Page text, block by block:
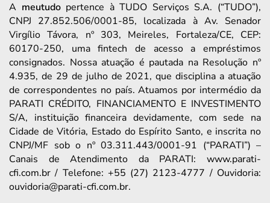
A meutudopertence à TUDO Serviços S.A. (“TUDO”),
CNPJ 27.852.506/0001-85, localizada à Av. Senador
Virgílio Távora, nº 303, Meireles, Fortaleza/CE, CEP:
60170-250, uma fintech de acesso a empréstimos
consignados. Nossa atuação é pautada na Resolução nº
4.935, de 29 de julho de 2021, que disciplina a atuação
de correspondentes no país. Atuamos por intermédio da
PARATI CRÉDITO, FINANCIAMENTO E INVESTIMENTO
S/A, instituição financeira devidamente, com sede na
Cidade de Vitória, Estado do Espírito Santo, e inscrita no
CNPJ/MF sob o nº 03.311.443/0001-91 (“PARATI”) –
Canais de Atendimento da PARATI: www.parati-
cfi.com.br / Telefone: +55 (27) 2123-4777 / Ouvidoria:
ouvidoria@parati-cfi.com.br.